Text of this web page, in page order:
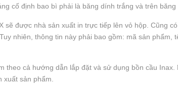
cố định bao bì phải là băng dính trắng và trên
sẽ được nhà sản xuất in trực tiếp lên vỏ hộp. Cũng
nhiên, thông tin này phải bao gồm: mã sản phẩm,
theo cả hướng dẫn lắp đặt và sử dụng bồn cầu
sản phẩm.